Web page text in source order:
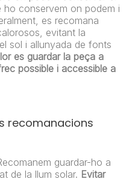
ho conservem on podem i
es recomana
evitant la
sol i allunyada de fonts
es guardar la peça a
possible i accessible a
recomanacions
guardar-ho a
de la llum solar. Evitar